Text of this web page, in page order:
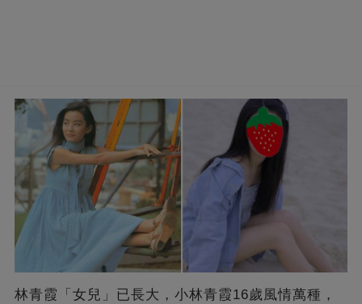
林青霞「女兒」已長大，小林青霞16歲風情萬種，